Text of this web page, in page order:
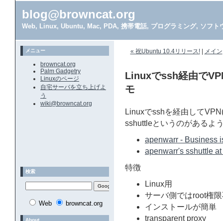
blog@browncat.org
Web, Linux, Ubuntu, Mac, PDA, 携帯電話, プログラミング, ソフト
« 祝Ubuntu 10.4リリース!| メイン
Linuxでssh経由で
モ
Linuxでsshを経由して
sshuttleというのがあるよ
apenwarr - Business
apenwarr's sshuttle
特徴
Linux用
サーバ側ではroot権
インストールが簡単
transparent proxy
メニュー
browncat.org
Palm Gadgetry
Linuxのページ
自宅サーバを立ち上げよ
う
wiki@browncat.org
検索
Web browncat.org
About